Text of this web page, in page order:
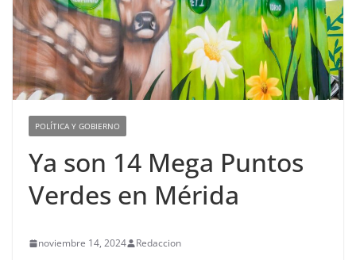
POLÍTICA Y GOBIERNO
Ya son 14 Mega Puntos
Verdes en Mérida
noviembre 14, 2024 Redaccion